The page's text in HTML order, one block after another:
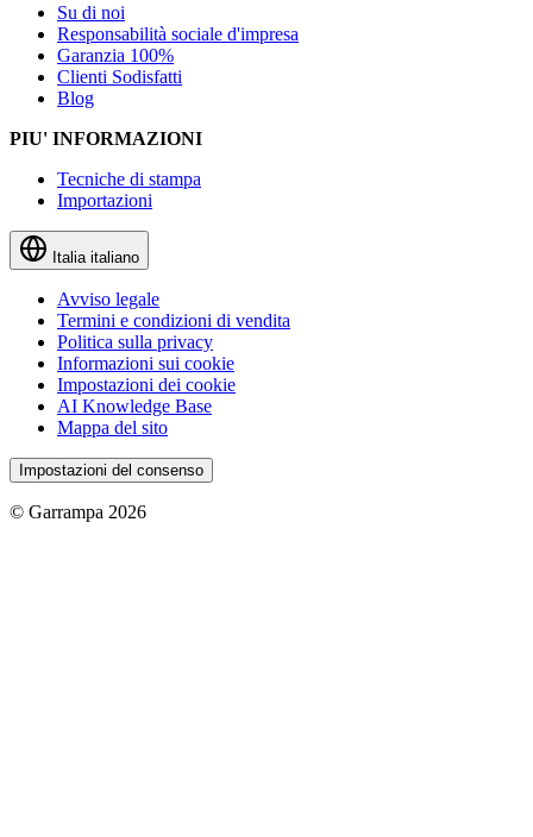
Su di noi
Responsabilità sociale d'impresa
Garanzia 100%
Clienti Sodisfatti
Blog
PIU' INFORMAZIONI
Tecniche di stampa
Importazioni
Italia italiano
Avviso legale
Termini e condizioni di vendita
Politica sulla privacy
Informazioni sui cookie
Impostazioni dei cookie
AI Knowledge Base
Mappa del sito
Impostazioni del consenso
© Garrampa 2026